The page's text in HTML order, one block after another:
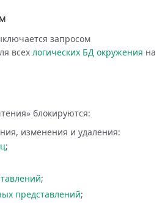
запросом
всех логических БД окружения на
блокируются:
изменения и удаления:
;
;
представлений;